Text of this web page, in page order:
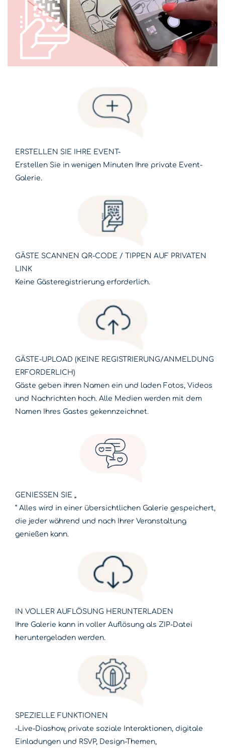
ERSTELLEN SIE IHRE EVENT-
Erstellen Sie in wenigen Minuten Ihre private Event-
Galerie.
GÄSTE SCANNEN QR-CODE / TIPPEN AUF PRIVATEN
LINK
Keine Gästeregistrierung erforderlich.
GÄSTE-UPLOAD (KEINE REGISTRIERUNG/ANMELDUNG
ERFORDERLICH)
Gäste geben ihren Namen ein und laden Fotos, Videos
und Nachrichten hoch. Alle Medien werden mit dem
Namen Ihres Gastes gekennzeichnet.
GENIESSEN SIE „
“ Alles wird in einer übersichtlichen Galerie gespeichert,
die jeder während und nach Ihrer Veranstaltung
genießen kann.
IN VOLLER AUFLÖSUNG HERUNTERLADEN
Ihre Galerie kann in voller Auflösung als ZIP-Datei
heruntergeladen werden.
SPEZIELLE FUNKTIONEN
-Live-Diashow, private soziale Interaktionen, digitale
Einladungen und RSVP, Design-Themen,